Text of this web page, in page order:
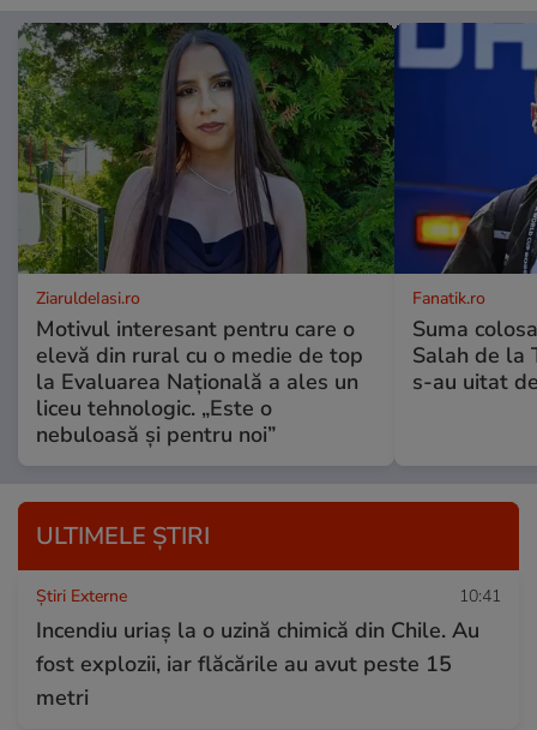
ZiaruldeIasi.ro
Motivul interesant pentru care o
elevă din rural cu o medie de top
la Evaluarea Națională a ales un
liceu tehnologic. „Este o
nebuloasă și pentru noi”
Fanatik.ro
Suma
Salah de la
s-au uitat
ULTIMELE ȘTIRI
Știri Externe 10:41
Incendiu uriaș la o uzină chimică din Chile. Au
fost explozii, iar flăcările au avut peste 15
metri